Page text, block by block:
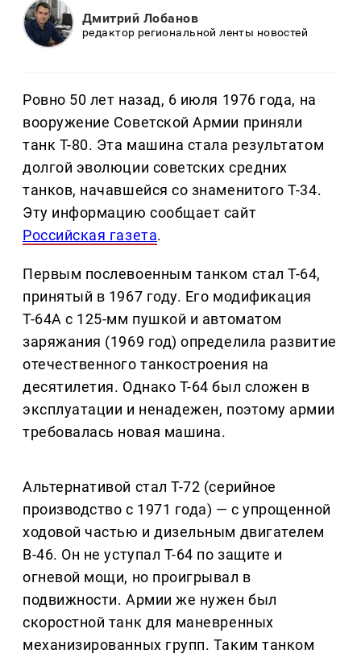
Дмитрий Лобанов
редактор региональной ленты новостей
Ровно 50 лет назад, 6 июля 1976 года, на
вооружение Советской Армии приняли
танк Т-80. Эта машина стала результатом
долгой эволюции советских средних
танков, начавшейся со знаменитого Т-34.
Эту информацию сообщает сайт
Российская газета.
Первым послевоенным танком стал Т-64,
принятый в 1967 году. Его модификация
Т-64А с 125-мм пушкой и автоматом
заряжания (1969 год) определила развитие
отечественного танкостроения на
десятилетия. Однако Т-64 был сложен в
эксплуатации и ненадежен, поэтому армии
требовалась новая машина.
Альтернативой стал Т-72 (серийное
производство с 1971 года) — с упрощенной
ходовой частью и дизельным двигателем
В-46. Он не уступал Т-64 по защите и
огневой мощи, но проигрывал в
подвижности. Армии же нужен был
скоростной танк для маневренных
механизированных групп. Таким танком